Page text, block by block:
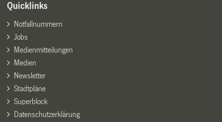
Quicklinks
Notfallnummern
Jobs
Medienmitteilungen
Medien
Newsletter
Stadtpläne
Superblock
Datenschutzerklärung